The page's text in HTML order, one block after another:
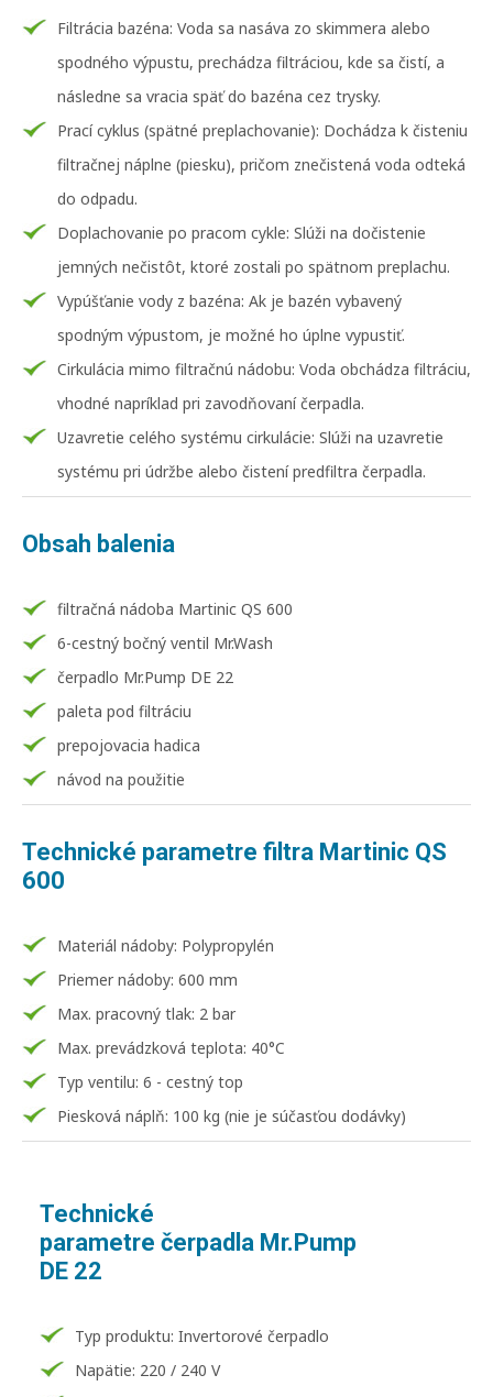
Filtrácia bazéna: Voda sa nasáva zo skimmera alebo
spodného výpustu, prechádza filtráciou, kde sa čistí, a
následne sa vracia späť do bazéna cez trysky.
Prací cyklus (spätné preplachovanie): Dochádza k čisteniu
filtračnej náplne (piesku), pričom znečistená voda odteká
do odpadu.
Doplachovanie po pracom cykle: Slúži na dočistenie
jemných nečistôt, ktoré zostali po spätnom preplachu.
Vypúšťanie vody z bazéna: Ak je bazén vybavený
spodným výpustom, je možné ho úplne vypustiť.
Cirkulácia mimo filtračnú nádobu: Voda obchádza filtráciu,
vhodné napríklad pri zavodňovaní čerpadla.
Uzavretie celého systému cirkulácie: Slúži na uzavretie
systému pri údržbe alebo čistení predfiltra čerpadla.
Obsah balenia
filtračná nádoba Martinic QS 600
6-cestný bočný ventil Mr.Wash
čerpadlo Mr.Pump DE 22
paleta pod filtráciu
prepojovacia hadica
návod na použitie
Technické parametre filtra Martinic QS
600
Materiál nádoby: Polypropylén
Priemer nádoby: 600 mm
Max. pracovný tlak: 2 bar
Max. prevádzková teplota: 40°C
Typ ventilu: 6 - cestný top
Piesková náplň: 100 kg (nie je súčasťou dodávky)
Technické
parametre čerpadla Mr.Pump
DE 22
Typ produktu: Invertorové čerpadlo
Napätie: 220 / 240 V